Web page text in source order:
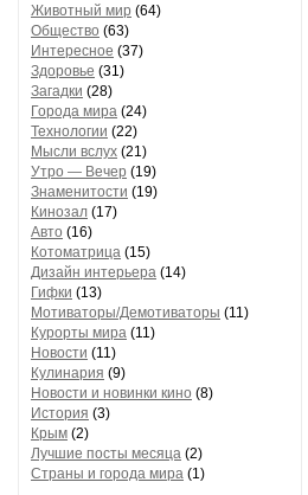
Животный мир (64)
Общество (63)
Интересное (37)
Здоровье (31)
Загадки (28)
Города мира (24)
Технологии (22)
Мысли вслух (21)
Утро — Вечер (19)
Знаменитости (19)
Кинозал (17)
Авто (16)
Котоматрица (15)
Дизайн интерьера (14)
Гифки (13)
Мотиваторы/Демотиваторы (11)
Курорты мира (11)
Новости (11)
Кулинария (9)
Новости и новинки кино (8)
История (3)
Крым (2)
Лучшие посты месяца (2)
Страны и города мира (1)